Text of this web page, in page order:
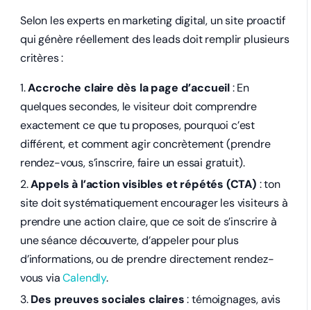
Selon les experts en marketing digital, un site proactif
qui génère réellement des leads doit remplir plusieurs
critères :
Accroche claire dès la page d’accueil: En
quelques secondes, le visiteur doit comprendre
exactement ce que tu proposes, pourquoi c’est
différent, et comment agir concrètement (prendre
rendez-vous, s’inscrire, faire un essai gratuit).
Appels à l’action visibles et répétés (CTA) : ton
site doit systématiquement encourager les visiteurs à
prendre une action claire, que ce soit de s’inscrire à
une séance découverte, d’appeler pour plus
d’informations, ou de prendre directement rendez-
vous viaCalendly.
Des preuves sociales claires: témoignages, avis